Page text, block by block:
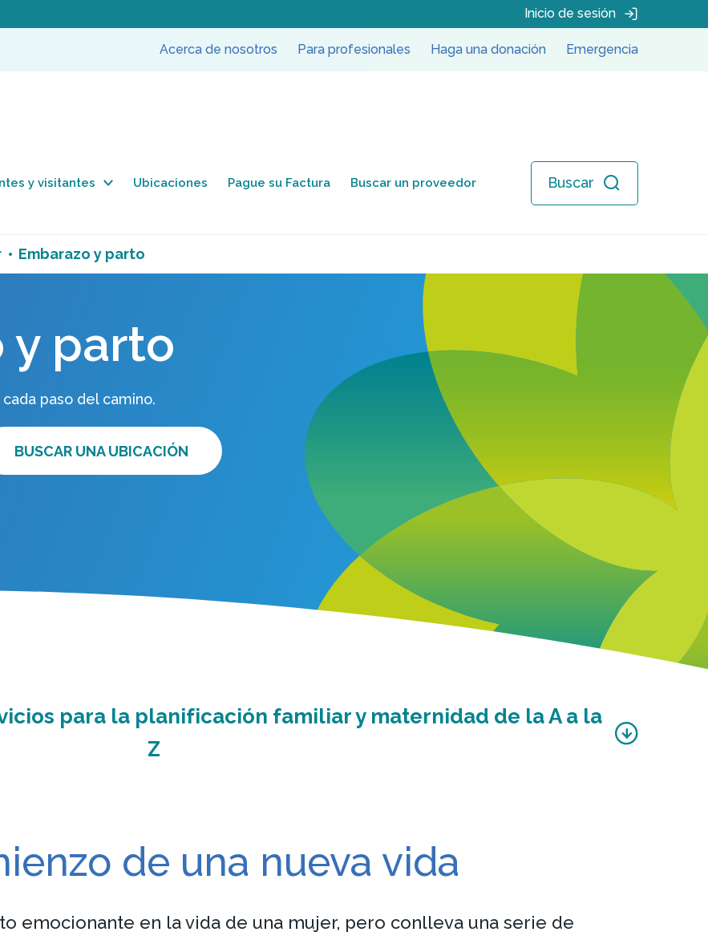
Inicio de sesión
Acerca de nosotros Para profesionales Haga una donación Emergencia
y visitantes Ubicaciones Pague su Factura Buscar un proveedor Buscar
Embarazo y parto
y parto
paso del camino.
BUSCAR UNA UBICACIÓN
para la planificación familiar y maternidad de la A a la
Z
de una nueva vida
emocionante en la vida de una mujer, pero conlleva una serie de